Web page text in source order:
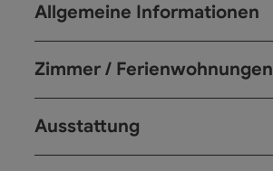
Allgemeine Informationen
Zimmer / Ferienwohnungen
Ausstattung